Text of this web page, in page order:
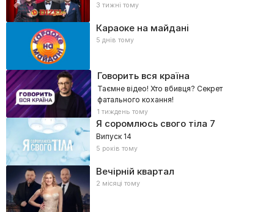
3 тижні тому
Караоке на майдані
5 днів тому
Говорить вся країна
Таємне відео! Хто вбивця? Секрет
фатального кохання!
1 тиждень тому
Я соромлюсь свого тіла 7
Випуск 14
5 років тому
Вечірній квартал
2 місяці тому